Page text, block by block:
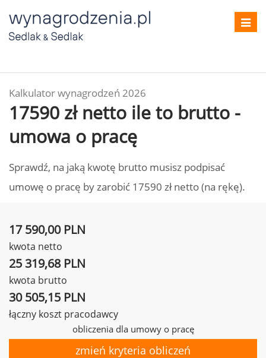
Kalkulator wynagrodzeń 2026
17590 zł netto ile to brutto -
umowa o pracę
Sprawdź, na jaką kwotę brutto musisz podpisać
umowę o pracę by zarobić 17590 zł netto (na rękę).
17 590,00 PLN
kwota netto
25 319,68 PLN
kwota brutto
30 505,15 PLN
łączny koszt pracodawcy
obliczenia dla umowy o pracę
zmień kryteria obliczeń